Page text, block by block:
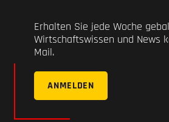
Erhalten Sie jede Woche
Wirtschaftswissen und News
Mail.
ANMELDEN